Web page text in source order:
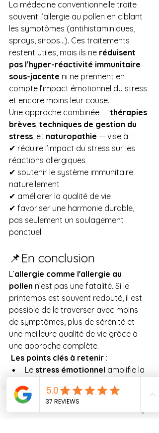
La médecine conventionnelle traite
souvent l’allergie au pollen en ciblant
les symptômes (antihistaminiques,
sprays, sirops…). Ces traitements
restent utiles, mais ils ne réduisent
pas l’hyper-réactivité immunitaire
sous-jacente ni ne prennent en
compte l’impact émotionnel du stress
et encore moins leur cause.
Une approche combinée — thérapies
brèves, techniques de gestion du
stress, et naturopathie — vise à :
✔ réduire l’impact du stress sur les
réactions allergiques
✔ soutenir le système immunitaire
naturellement
✔ améliorer la qualité de vie
✔ favoriser une harmonie durable,
pas seulement un soulagement
ponctuel
📌En conclusion
L’allergie comme l'allergie au
pollen n’est pas une fatalité. Si le
printemps est souvent redouté, il est
possible de le traverser avec moins
de symptômes, plus de sérénité et
une meilleure qualité de vie grâce à
une approche complète.
Les points clés à retenir :
Le stress émotionnel amplifie la
symptômes allergiques.
Les
thérapies brèves